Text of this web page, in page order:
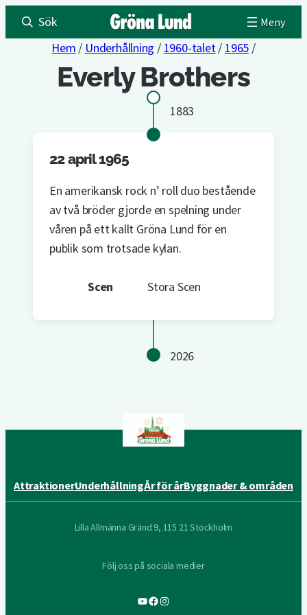
Sök
Hem / Underhållning / 1960-talet/ 1965 /
Everly Brothers
1883
22 april 1965
En amerikansk rock n’ roll duo bestående
av två bröder gjorde en spelning under
våren på ett kallt Gröna Lund för en
publik som trotsade kylan.
Scen Stora Scen
2026
AttraktionerUnderhållningÅr för årByggnader & områden
Lilla Allmänna Gränd 9, 115 21 Stockholm
Följ oss på sociala medier
YouTube
Facebook
Instagram